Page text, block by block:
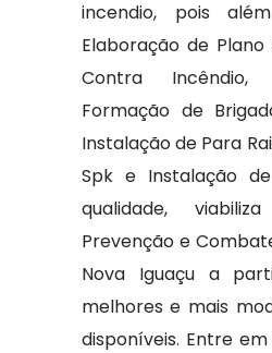
incendio, pois
Elaboração de
Contra Incêndio,
Formação de
Instalação de Para
Spk e Instalação
qualidade,
Prevenção e
Nova Iguaçu a
melhores e mais
disponíveis. Entre